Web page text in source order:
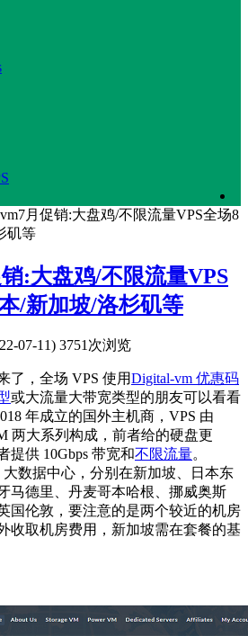
月促销:大盘鸡/不限流量VPS全场8
矶等
:大盘鸡/不限流量VPS
/新加坡/洛杉矶等
07-11) 3751次浏览
了，全场 VPS 使用Digital-vm 优惠码
或大流量大带宽类型的朋友可以看看
年成立的国外主机商，VPS 由
两大系列构成，前者给的硬盘更
提供 10Gbps 带宽和不限流量。
大数据中心，分别在新加坡、日本东
马德里、丹麦哥本哈根、挪威奥斯
国伦敦，要注意的是两个较近的机房
收取机房费用，新加坡需在套餐的基